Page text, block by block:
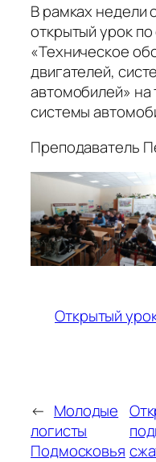
В рамках недели
открытый урок
«Техническое
двигателей,
автомобилей»
системы
Преподаватель
Открытый
← Молодые
логисты
Подмосковья